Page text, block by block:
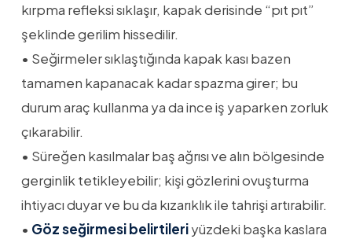
kırpma refleksi sıklaşır, kapak derisinde “pıt pıt”
şeklinde gerilim hissedilir.
• Seğirmeler sıklaştığında kapak kası bazen
tamamen kapanacak kadar spazma girer; bu
durum araç kullanma ya da ince iş yaparken zorluk
çıkarabilir.
• Süreğen kasılmalar baş ağrısı ve alın bölgesinde
gerginlik tetikleyebilir; kişi gözlerini ovuşturma
ihtiyacı duyar ve bu da kızarıklık ile tahrişi artırabilir.
• Göz seğirmesi belirtileriyüzdeki başka kaslara